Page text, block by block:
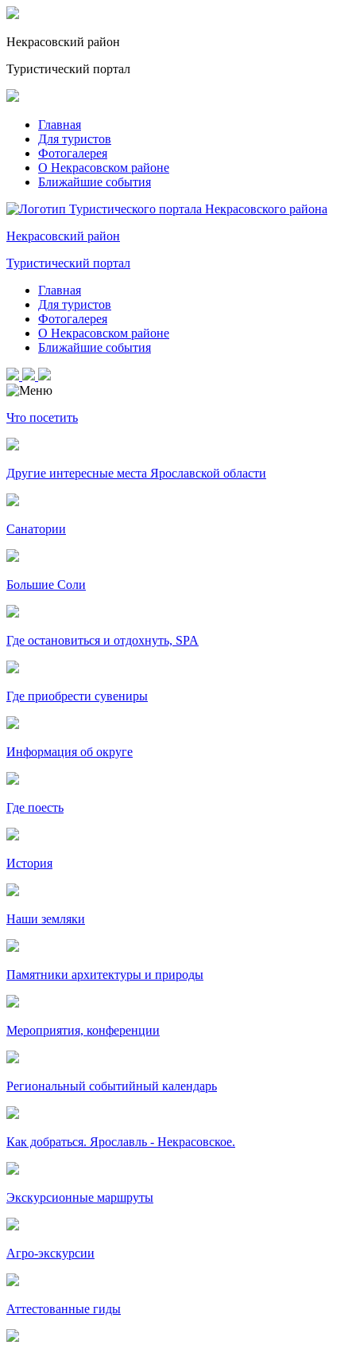
Некрасовский район
Туристический портал
Главная
Для туристов
Фотогалерея
О Некрасовском районе
Ближайшие события
Некрасовский район
Туристический портал
Главная
Для туристов
Фотогалерея
О Некрасовском районе
Ближайшие события
Что посетить
Другие интересные места Ярославской области
Санатории
Большие Соли
Где остановиться и отдохнуть, SPA
Где приобрести сувениры
Информация об округе
Где поесть
История
Наши земляки
Памятники архитектуры и природы
Мероприятия, конференции
Региональный событийный календарь
Как добраться. Ярославль - Некрасовское.
Экскурсионные маршруты
Агро-экскурсии
Аттестованные гиды